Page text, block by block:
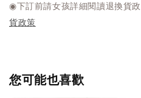
◉下訂前請女孩詳細閱讀退換貨
貨政策
您可能也喜歡